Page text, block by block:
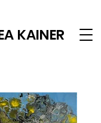
KAINER